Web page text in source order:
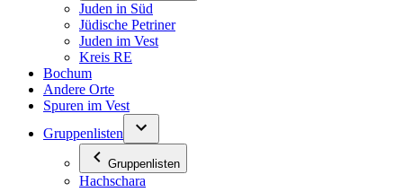
Juden in Süd
Jüdische Petriner
Juden im Vest
Kreis RE
Bochum
Andere Orte
Spuren im Vest
Gruppenlisten
Gruppenlisten
Hachschara